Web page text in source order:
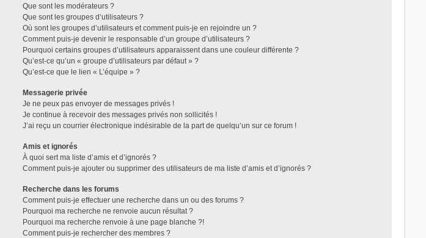
Que sont les modérateurs ?
Que sont les groupes d’utilisateurs ?
Où sont les groupes d’utilisateurs et comment puis-je en rejoindre un ?
Comment puis-je devenir le responsable d’un groupe d’utilisateurs ?
Pourquoi certains groupes d’utilisateurs apparaissent dans une couleur différente ?
Qu’est-ce qu’un « groupe d’utilisateurs par défaut » ?
Qu’est-ce que le lien « L’équipe » ?
Messagerie privée
Je ne peux pas envoyer de messages privés !
Je continue à recevoir des messages privés non sollicités !
J’ai reçu un courrier électronique indésirable de la part de quelqu’un sur ce forum !
Amis et ignorés
À quoi sert ma liste d’amis et d’ignorés ?
Comment puis-je ajouter ou supprimer des utilisateurs de ma liste d’amis et d’ignorés ?
Recherche dans les forums
Comment puis-je effectuer une recherche dans un ou des forums ?
Pourquoi ma recherche ne renvoie aucun résultat ?
Pourquoi ma recherche renvoie à une page blanche ?!
Comment puis-je rechercher des membres ?